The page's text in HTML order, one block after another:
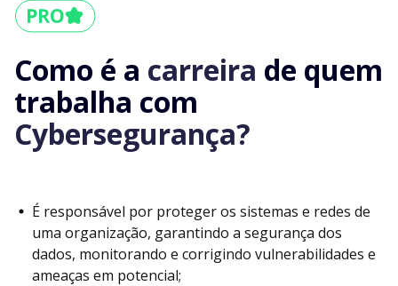
Como é a carreira de quem
trabalha com
Cybersegurança?
É responsável por proteger os sistemas e redes de
uma organização, garantindo a segurança dos
dados, monitorando e corrigindo vulnerabilidades e
ameaças em potencial;